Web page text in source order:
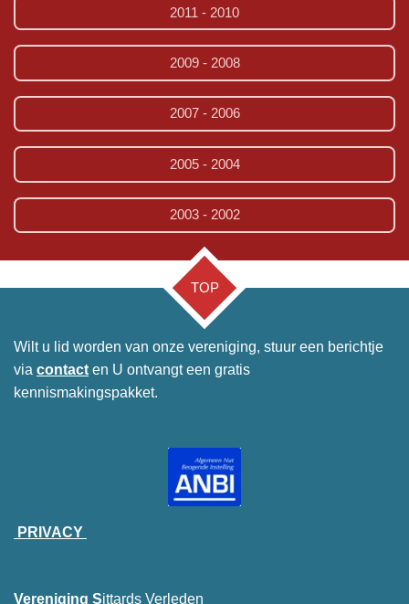
2011 - 2010
2009 - 2008
2007 - 2006
2005 - 2004
2003 - 2002
TOP
Wilt u lid worden van onze vereniging, stuur een berichtje
via contact en U ontvangt een gratis
kennismakingspakket.
PRIVACY
Vereniging Sittards Verleden